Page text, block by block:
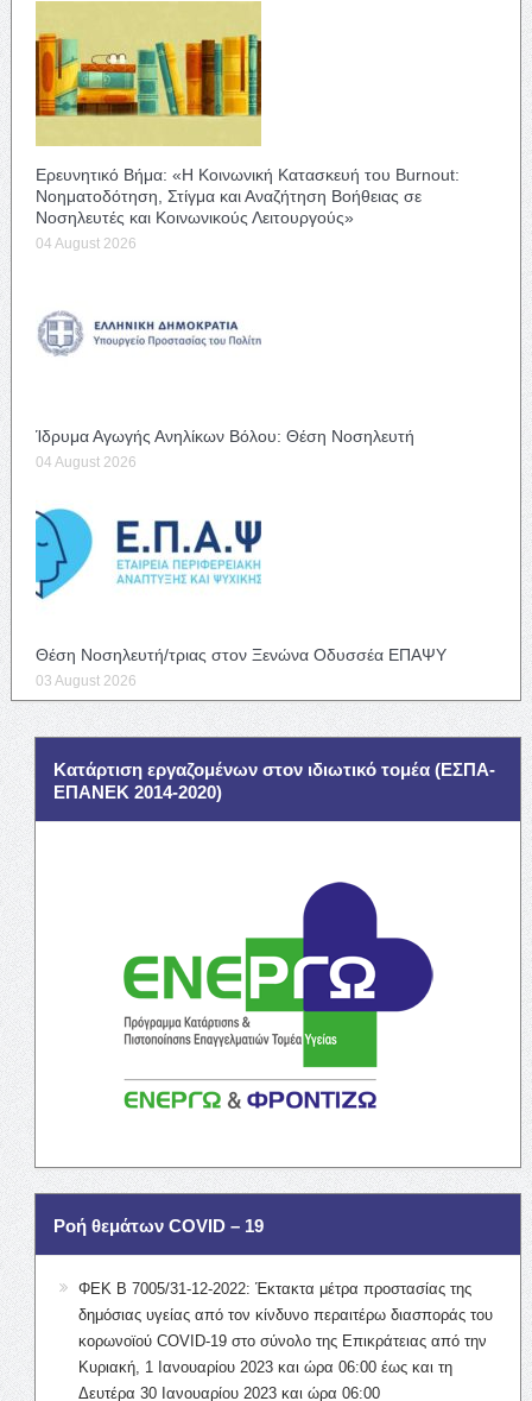
Ερευνητικό Βήμα: «Η Κοινωνική Κατασκευή του Burnout:
Νοηματοδότηση, Στίγμα και Αναζήτηση Βοήθειας σε
Νοσηλευτές και Κοινωνικούς Λειτουργούς»
04 August 2026
Ίδρυμα Αγωγής Ανηλίκων Βόλου: Θέση Νοσηλευτή
04 August 2026
Θέση Νοσηλευτή/τριας στον Ξενώνα Οδυσσέα ΕΠΑΨΥ
03 August 2026
Κατάρτιση εργαζομένων στον ιδιωτικό τομέα (ΕΣΠΑ-
ΕΠΑΝΕΚ 2014-2020)
Ροή θεμάτων COVID – 19
ΦΕΚ Β 7005/31-12-2022: Έκτακτα μέτρα προστασίας της
δημόσιας υγείας από τον κίνδυνο περαιτέρω διασποράς του
κορωνοϊού COVID-19 στο σύνολο της Επικράτειας από την
Κυριακή, 1 Ιανουαρίου 2023 και ώρα 06:00 έως και τη
Δευτέρα 30 Ιανουαρίου 2023 και ώρα 06:00